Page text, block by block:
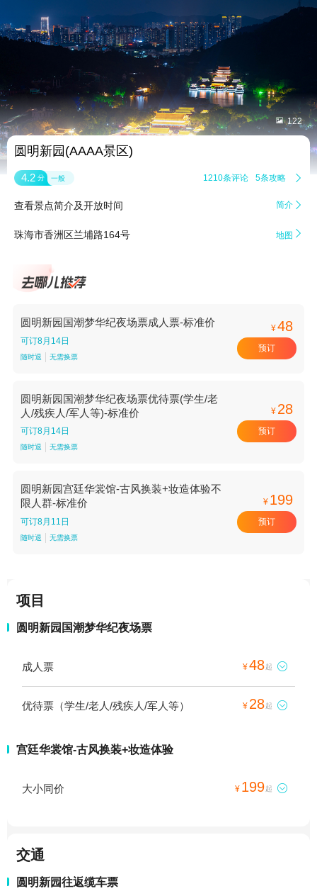
 122
圆明新园(AAAA景区)
4.2 分 一般 1210条评论 5条攻略 
查看景点简介及开放时间 简介 
珠海市香洲区兰埔路164号 地图 
圆明新园国潮梦华纪夜场票成人票-标准价
可订8月14日
随时退 无需换票
¥48
预订
圆明新园国潮梦华纪夜场票优待票(学生/老
人/残疾人/军人等)-标准价
可订8月14日
随时退 无需换票
¥ 28
预订
圆明新园宫廷华裳馆-古风换装+妆造体验不
限人群-标准价
可订8月11日
随时退 无需换票
¥ 199
预订
项目
圆明新园国潮梦华纪夜场票
成人票 ¥48起 
优待票（学生/老人/残疾人/军人等） ¥ 28起 
宫廷华裳馆-古风换装+妆造体验
大小同价 ¥ 199起 
交通
圆明新园往返缆车票